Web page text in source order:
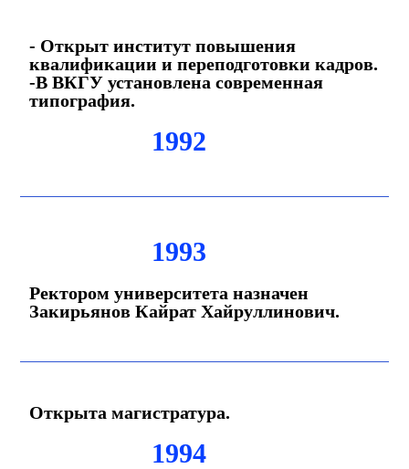
- Открыт институт повышения
квалификации и переподготовки кадров.
-В ВКГУ установлена современная
типография.
1992
1993
Ректором университета назначен
Закирьянов Кайрат Хайруллинович.
Открыта магистратура.
1994